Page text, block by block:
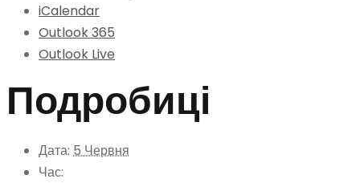
iCalendar
Outlook 365
Outlook Live
Подробиці
Дата: 5 Червня
Час: